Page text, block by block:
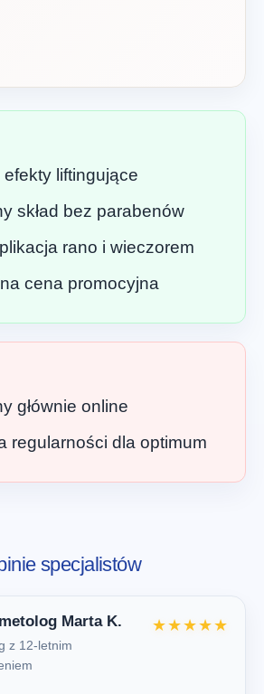
liftingujące
skład bez parabenów
rano i wieczorem
cena promocyjna
głównie online
regularności dla optimum
specjalistów
Marta K.
z 12-letnim
★★★★★